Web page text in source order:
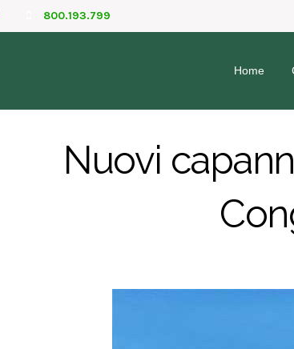
800.193.799
Home
Nuovi